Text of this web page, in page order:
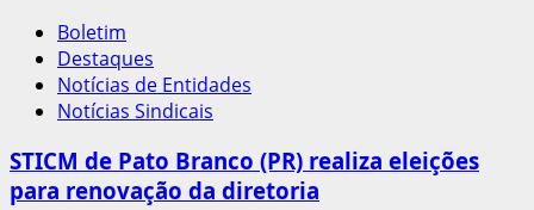
e
da
Classe
Trabalhadora
avanço
da
Boletim
Destaques
Notícias de Entidades
Notícias Sindicais
STICM de Pato Branco (PR) realiza eleições
para renovação da diretoria